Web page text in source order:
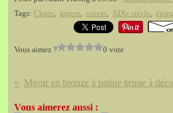
Tags: Chine, argent, cuivre, XIXe siècle,
Vous aimez ? 0 vote
Vous aimerez aussi :